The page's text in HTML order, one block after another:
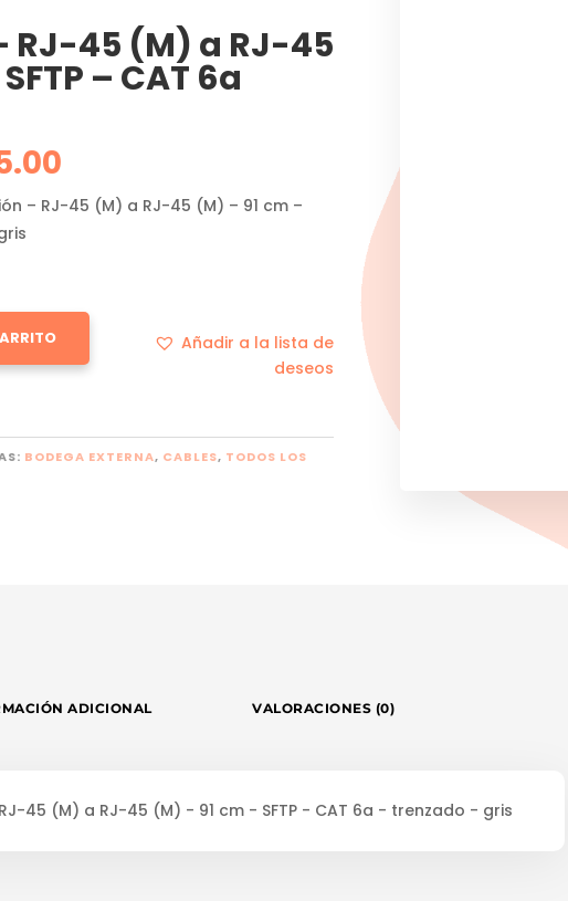
RJ-45 (M) a RJ-45
– CAT 6a
– RJ-45 (M) a RJ-45 (M) – 91 cm –
Añadir a la lista de
deseos
BODEGA EXTERNA, CABLES, TODOS LOS
ADICIONAL VALORACIONES (0)
45 (M) a RJ-45 (M) - 91 cm - SFTP - CAT 6a - trenzado - gris